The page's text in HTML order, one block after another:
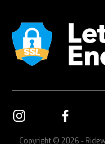
Copyright © 2026 -